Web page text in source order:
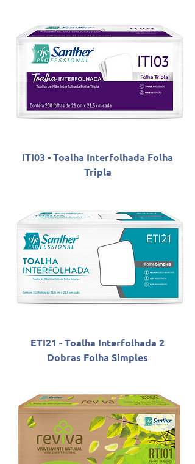
ITI03 - Toalha Interfolhada Folha
Tripla
ETI21 - Toalha Interfolhada 2
Dobras Folha Simples